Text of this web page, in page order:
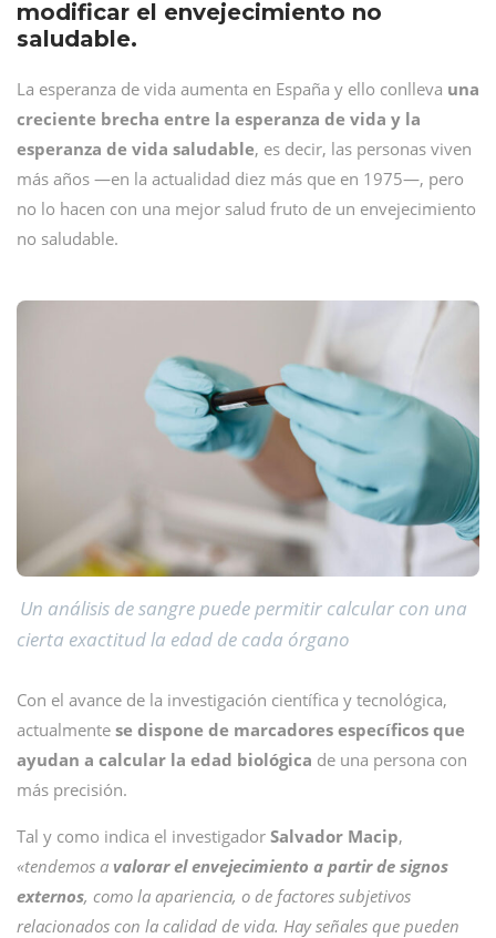
modificar el envejecimiento no
saludable.
La esperanza de vida aumenta en España y ello conlleva una
creciente brecha entre la esperanza de vida y la
esperanza de vida saludable, es decir, las personas viven
más años —en la actualidad diez más que en 1975—, pero
no lo hacen con una mejor salud fruto de un envejecimiento
no saludable.
Un análisis de sangre puede permitir calcular con una
cierta exactitud la edad de cada órgano
Con el avance de la investigación científica y tecnológica,
actualmente se dispone de marcadores específicos que
ayudan a calcular la edad biológica de una persona con
más precisión.
Tal y como indica el investigador Salvador Macip,
«tendemos a valorar el envejecimiento a partir de signos
externos, como la apariencia, o de factores subjetivos
relacionados con la calidad de vida. Hay señales que pueden